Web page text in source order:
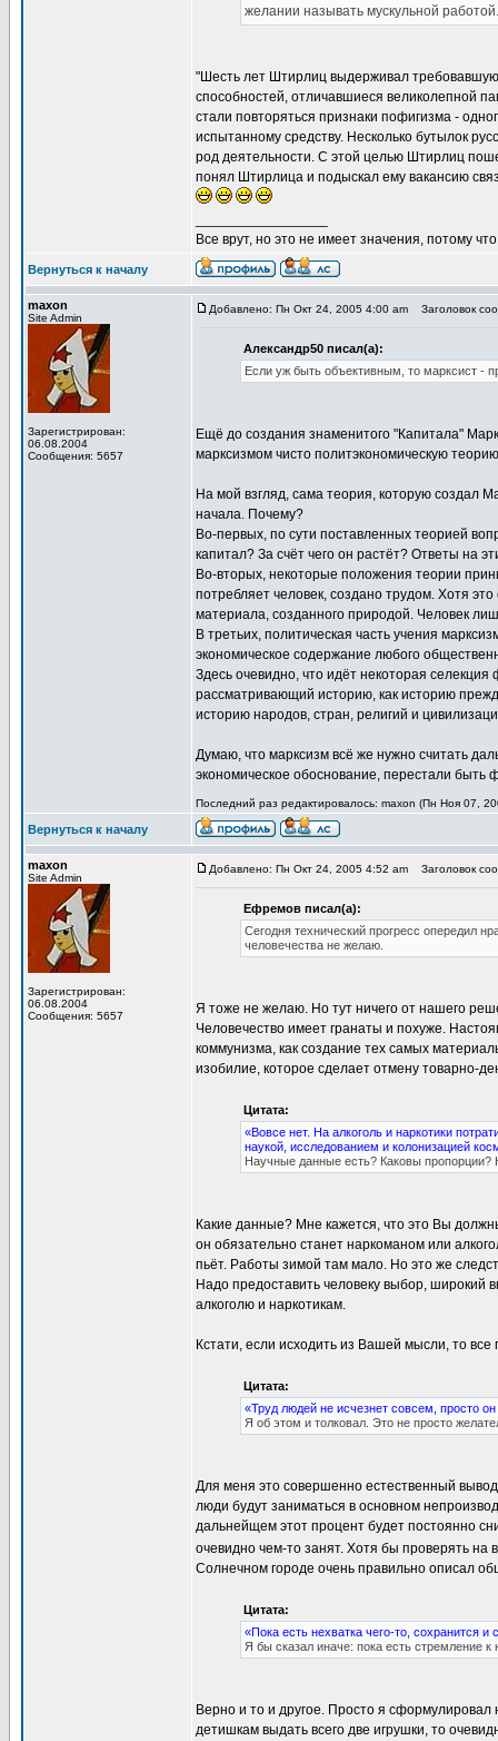
желании называть мускульной работой.
"Шесть лет Штирлиц выдерживал
способностей, отличавшиеся великолепной
стали повторяться признаки пофигизма -
испытанному средству. Несколько бутылок
род деятельности. С этой целью Штирлиц
понял Штирлица и подыскал ему вакансию
Все врут, но это не имеет значения, потому
Вернуться к началу
maxon
Site Admin
Зарегистрирован:
06.08.2004
Сообщения: 5657
Добавлено: Пн Окт 24, 2005 4:00 am Заголовок
Александр50 писал(а):
Если уж быть объективным, то марксист -
Ещё до создания знаменитого "Капитала"
марксизмом чисто политэкономическую
На мой взгляд, сама теория, которую создал
начала. Почему?
Во-первых, по сути поставленных теорией
капитал? За счёт чего он растёт? Ответы на
Во-вторых, некоторые положения теории
потребляет человек, создано трудом. Хотя
материала, созданного природой. Человек
В третьих, политическая часть учения
экономическое содержание любого
Здесь очевидно, что идёт некоторая
рассматривающий историю, как историю
историю народов, стран, религий и
Думаю, что марксизм всё же нужно считать
экономическое обоснование, перестали быть
Последний раз редактировалось: maxon (Пн Ноя 07,
Вернуться к началу
maxon
Site Admin
Зарегистрирован:
06.08.2004
Сообщения: 5657
Добавлено: Пн Окт 24, 2005 4:52 am Заголовок
Ефремов писал(а):
Сегодня технический прогресс опередил
человечества не желаю.
Я тоже не желаю. Но тут ничего от нашего
Человечество имеет гранаты и похуже.
коммунизма, как создание тех самых
изобилие, которое сделает отмену товарно-
Цитата:
«Вовсе нет. На алкоголь и наркотики
наукой, исследованием и колонизацией
Научные данные есть? Каковы пропорции?
Какие данные? Мне кажется, что это Вы
он обязательно станет наркоманом или
пьёт. Работы зимой там мало. Но это же
Надо предоставить человеку выбор, широкий
алкоголю и наркотикам.
Кстати, если исходить из Вашей мысли, то
Цитата:
«Труд людей не исчезнет совсем, просто
Я об этом и толковал. Это не просто
Для меня это совершенно естественный
люди будут заниматься в основном
дальнейщем этот процент будет постоянно
очевидно чем-то занят. Хотя бы проверять на
Солнечном городе очень правильно описал
Цитата:
«Пока есть нехватка чего-то, сохранится и
Я бы сказал иначе: пока есть стремление
Верно и то и другое. Просто я
детишкам выдать всего две игрушки, то